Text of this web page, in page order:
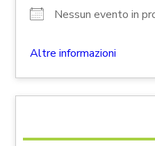
Nessun evento in
Altre informazioni